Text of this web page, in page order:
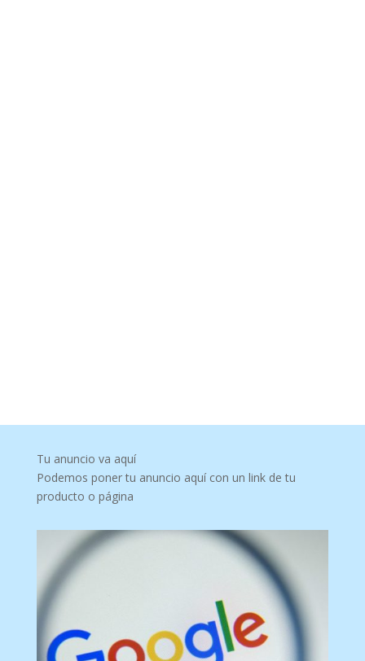
Tu anuncio va aquí
Podemos poner tu anuncio aquí con un link de tu
producto o página